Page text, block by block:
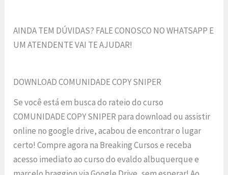
AINDA TEM DÚVIDAS? FALE CONOSCO NO WHATSAPP E
UM ATENDENTE VAI TE AJUDAR!
DOWNLOAD COMUNIDADE COPY SNIPER
Se você está em busca do rateio do curso
COMUNIDADE COPY SNIPER para download ou assistir
online no google drive, acabou de encontrar o lugar
certo! Compre agora na Breaking Cursos e receba
acesso imediato ao curso do evaldo albuquerque e